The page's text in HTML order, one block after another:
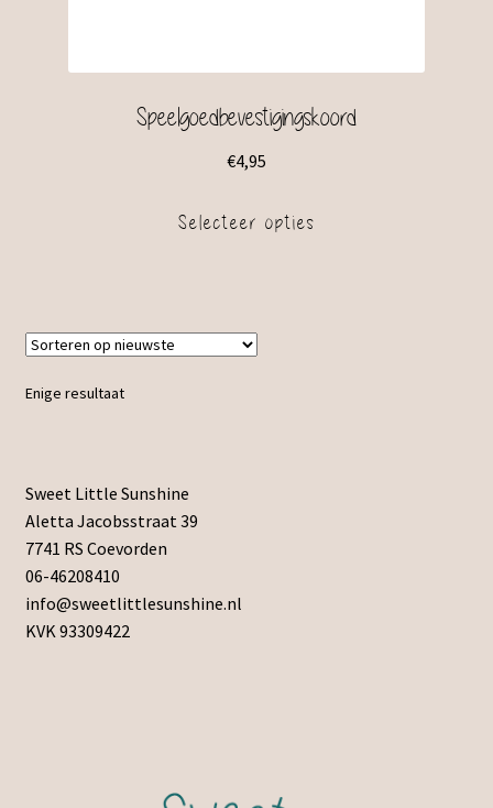
Speelgoedbevestigingskoord
€4,95
Selecteer opties
Enige resultaat
Sweet Little Sunshine
Aletta Jacobsstraat 39
7741 RS Coevorden
06-46208410
info@sweetlittlesunshine.nl
KVK 93309422